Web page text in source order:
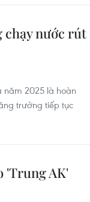
chạy nước rút
năm 2025 là hoàn
trưởng tiếp tục
'Trung AK'